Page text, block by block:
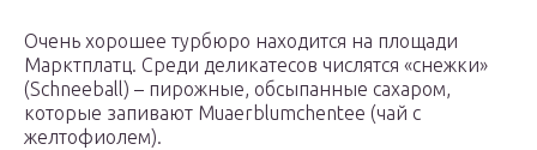
Очень хорошее турбюро находится на площади
Марктплатц. Среди деликатесов числятся «снежки»
(Schneeball) – пирожные, обсыпанные сахаром,
которые запивают Muaerblumchentee (чай с
желтофиолем).